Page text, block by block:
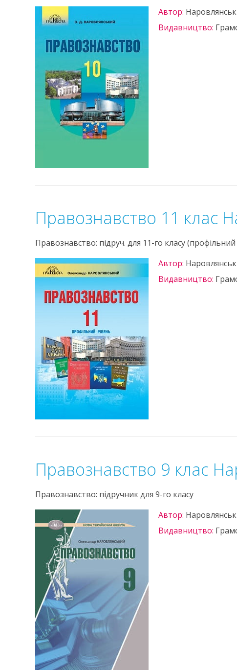
Автор:
Видавництво:
Правознавство 11 клас
Правознавство: підруч. для 11-го класу (профільний
Автор:
Видавництво:
Правознавство 9 клас
Правознавство: підручник для 9-го класу
Автор:
Видавництво: